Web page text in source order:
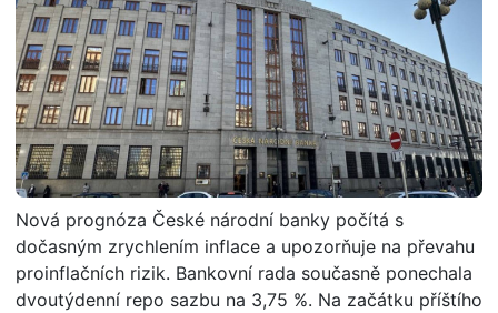
Nová prognóza České národní banky počítá s
dočasným zrychlením inflace a upozorňuje na převahu
proinflačních rizik. Bankovní rada současně ponechala
dvoutýdenní repo sazbu na 3,75 %. Na začátku příštího